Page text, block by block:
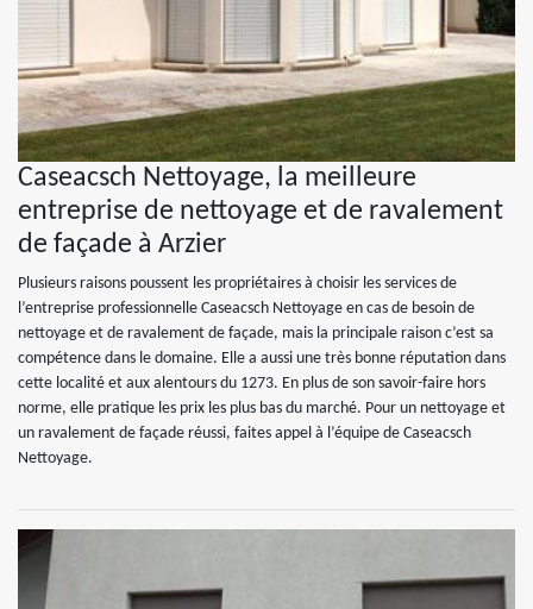
Caseacsch Nettoyage, la meilleure
entreprise de nettoyage et de ravalement
de façade à Arzier
Plusieurs raisons poussent les propriétaires à choisir les services de
l’entreprise professionnelle Caseacsch Nettoyage en cas de besoin de
nettoyage et de ravalement de façade, mais la principale raison c’est sa
compétence dans le domaine. Elle a aussi une très bonne réputation dans
cette localité et aux alentours du 1273. En plus de son savoir-faire hors
norme, elle pratique les prix les plus bas du marché. Pour un nettoyage et
un ravalement de façade réussi, faites appel à l’équipe de Caseacsch
Nettoyage.